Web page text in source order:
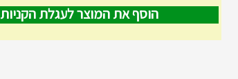
הוסף את המוצר לעגלת הקניות